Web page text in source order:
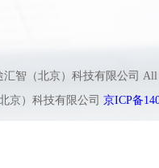
汇智（北京）科技有限公司
京）科技有限公司 京ICP备